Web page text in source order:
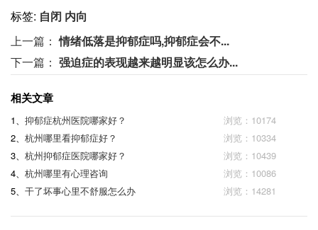
标签: 自闭 内向
上一篇：情绪低落是抑郁症吗,抑郁症会不...
下一篇： 强迫症的表现越来越明显该怎么办...
相关文章
1、 抑郁症杭州医院哪家好？
浏览：10174
2、 杭州哪里看抑郁症好？
浏览：10334
3、 杭州抑郁症医院哪家好？
浏览：10439
4、 杭州哪里有心理咨询
浏览：10086
5、 干了坏事心里不舒服怎么办 浏览：14281